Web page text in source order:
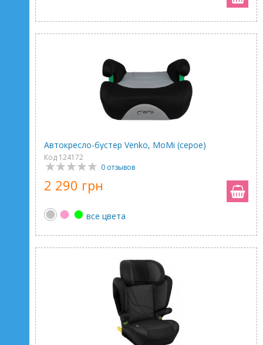
Автокресло-бустер Venko, MoMi (серое)
Код 124172
0 отзывов
2 290 грн
все цвета